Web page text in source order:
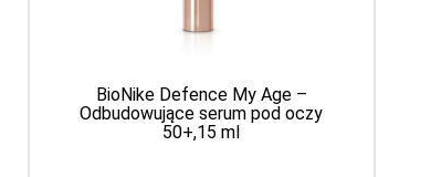
BioNike Defence My Age –
Odbudowujące serum pod oczy
50+,15 ml